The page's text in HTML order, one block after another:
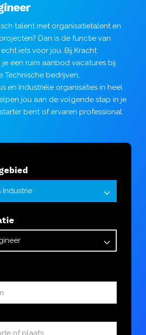
talent met organisatietalent en
Dan is de functie van
iets voor jou. Bij Kracht
je een ruim aanbod vacatures bij
bedrijven,
en Industriële organisaties in heel
jou aan de volgende stap in je
bent of ervaren professional.